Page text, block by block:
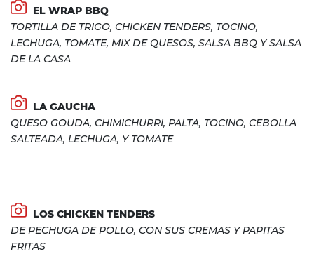
EL WRAP BBQ
TORTILLA DE TRIGO, CHICKEN TENDERS, TOCINO,
LECHUGA, TOMATE, MIX DE QUESOS, SALSA BBQ Y SALSA
DE LA CASA
LA GAUCHA
QUESO GOUDA, CHIMICHURRI, PALTA, TOCINO, CEBOLLA
SALTEADA, LECHUGA, Y TOMATE
LOS CHICKEN TENDERS
DE PECHUGA DE POLLO, CON SUS CREMAS Y PAPITAS
FRITAS